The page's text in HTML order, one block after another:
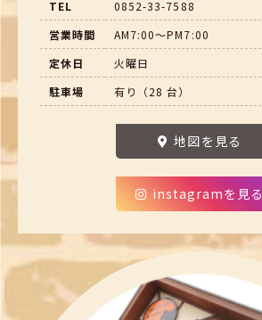
TEL
0852-33-7588
営業時間
AM7:00～PM7:00
定休日
火曜日
駐車場
有り（28 台）
地図を見る
instagramを見る